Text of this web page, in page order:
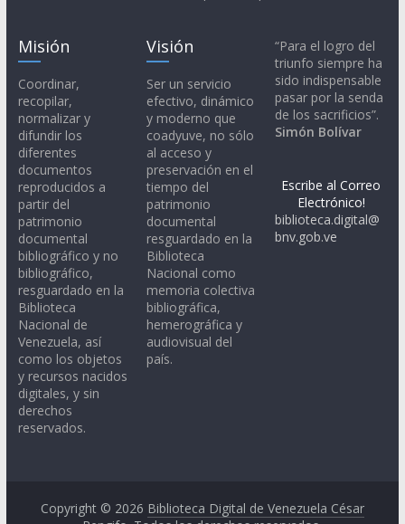
Misión
Coordinar,
recopilar,
normalizar y
difundir los
diferentes
documentos
reproducidos a
partir del
patrimonio
documental
bibliográfico y no
bibliográfico,
resguardado en la
Biblioteca
Nacional de
Venezuela, así
como los objetos
y recursos nacidos
digitales, y sin
derechos
reservados.
Visión
Ser un servicio
efectivo, dinámico
y moderno que
coadyuve, no sólo
al acceso y
preservación en el
tiempo del
patrimonio
documental
resguardado en la
Biblioteca
Nacional como
memoria colectiva
bibliográfica,
hemerográfica y
audiovisual del
país.
“Para el logro del
triunfo siempre ha
sido indispensable
pasar por la senda
de los sacrificios”.
Simón Bolívar
Escribe al Correo
Electrónico!
biblioteca.digital@
bnv.gob.ve
Copyright © 2026 Biblioteca Digital de Venezuela César